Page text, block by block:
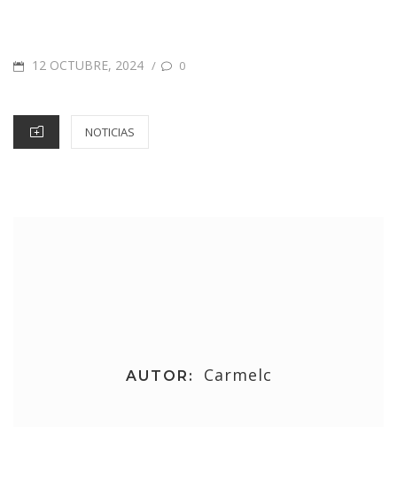
12 OCTUBRE, 2024 / 0
NOTICIAS
AUTOR: Carmelc